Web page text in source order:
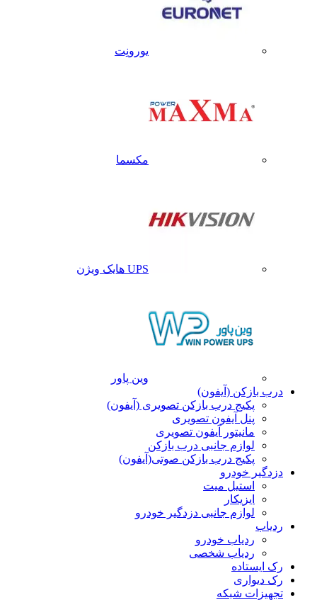
یورونِت
مکسما
UPS هایک ویژن
وین پاور
درب بازکن (آیفون)
پکیج درب بازکن تصویری (آیفون)
پنل آیفون تصویری
مانیتور آیفون تصویری
لوازم جانبی درب بازکن
پکیج درب بازکن صوتی(آیفون)
دزدگیر خودرو
استیل میت
ایزیکار
لوازم جانبی دزدگیر خودرو
ردیاب
ردیاب خودرو
ردیاب شخصی
رک ایستاده
رک دیواری
تجهیزات شبکه